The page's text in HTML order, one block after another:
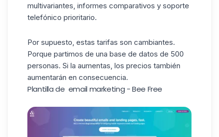
multivariantes, informes comparativos y soporte
telefónico prioritario.
Por supuesto, estas tarifas son cambiantes.
Porque partimos de una base de datos de 500
personas. Si la aumentas, los precios también
aumentarán en consecuencia.
Plantilla de email marketing - Bee Free